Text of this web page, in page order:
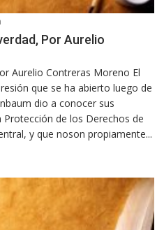
Por Aurelio
Aurelio Contreras Moreno El
que se ha abierto luego de
dio a conocer sus
de los Derechos de
y que noson propiamente...